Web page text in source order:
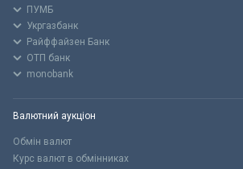
ПУМБ
Укргазбанк
Райффайзен Банк
ОТП банк
monobank
Валютний аукціон
Обмін валют
Курс валют в обмінниках